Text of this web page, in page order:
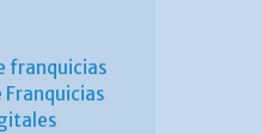
franquicias
Franquicias